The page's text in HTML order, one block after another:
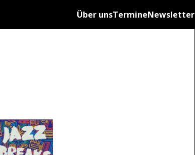
Über unsTermineNewsletter